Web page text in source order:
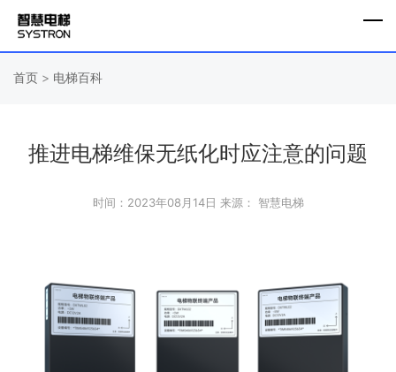
首页 > 电梯百科
推进电梯维保无纸化时应注意的问题
时间：2023年08月14日 来源： 智慧电梯